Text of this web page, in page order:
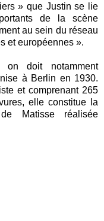
» que Justin se lie
de la scène
au sein du réseau
et européennes ».
doit notamment
à Berlin en 1930.
et comprenant 265
elle constitue la
Matisse réalisée